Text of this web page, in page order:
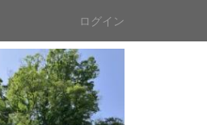
ログイン